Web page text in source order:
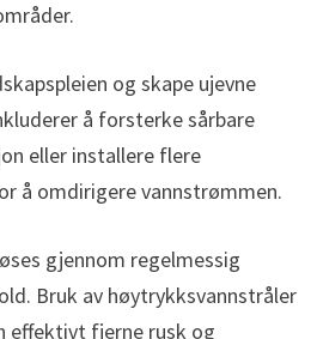
og skape ujevne
å forsterke sårbare
eller installere flere
å omdirigere vannstrømmen.
gjennom regelmessig
Bruk av høytrykksvannstråler
effektivt fjerne rusk og